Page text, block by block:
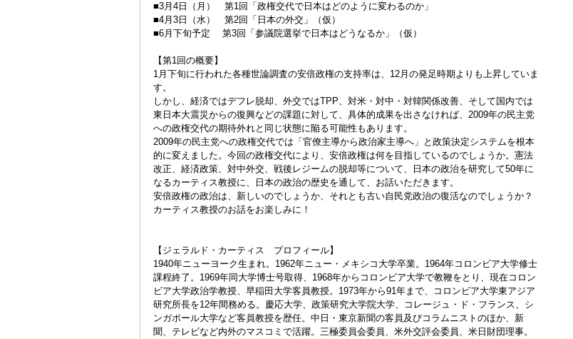
■3月4日（月） 第1回「政権交代で日本はどのように変わるのか」
■4月3日（水） 第2回「日本の外交」（仮）
■6月下旬予定 第3回「参議院選挙で日本はどうなるか」（仮）
【第1回の概要】
1月下旬に行われた各種世論調査の安倍政権の支持率は、12月の発足時期よりも上昇していま
す。
しかし、経済ではデフレ脱却、外交ではTPP、対米・対中・対韓関係改善、そして国内では
東日本大震災からの復興などの課題に対して、具体的成果を出さなければ、2009年の民主党
への政権交代の期待外れと同じ状態に陥る可能性もあります。
2009年の民主党への政権交代では「官僚主導から政治家主導へ」と政策決定システムを根本
的に変えました。今回の政権交代により、安倍政権は何を目指しているのでしょうか。憲法
改正、経済政策、対中外交、戦後レジームの脱却等について、日本の政治を研究して50年に
なるカーティス教授に、日本の政治の歴史を通して、お話いただきます。
安倍政権の政治は、新しいのでしょうか、それとも古い自民党政治の復活なのでしょうか？
カーティス教授のお話をお楽しみに！
【ジェラルド・カーティス プロフィール】
1940年ニューヨーク生まれ。1962年ニュー・メキシコ大学卒業。1964年コロンビア大学修士
課程終了。1969年同大学博士号取得、1968年からコロンビア大学で教鞭をとり、現在コロン
ビア大学政治学教授、早稲田大学客員教授。1973年から91年まで、コロンビア大学東アジア
研究所長を12年間務める。慶応大学、政策研究大学院大学、コレージュ・ド・フランス、シ
ンガポール大学など客員教授を歴任。中日・東京新聞の客員及びコラムニストのほか、新
聞、テレビなど内外のマスコミで活躍。三極委員会委員、米外交評会委員、米日財団理事。